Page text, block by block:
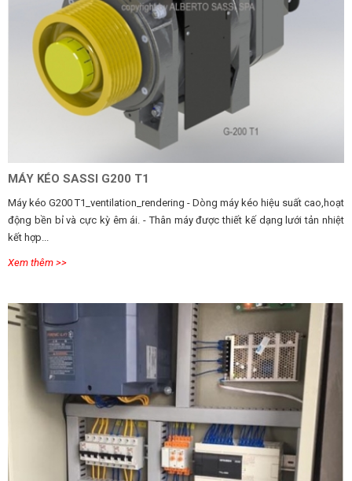
MÁY KÉO SASSI G200 T1
Máy kéo G200 T1_ventilation_rendering - Dòng máy kéo hiệu suất cao,hoạt
động bền bỉ và cực kỳ êm ái. - Thân máy được thiết kế dạng lưới tản nhiệt
kết hợp...
Xem thêm >>